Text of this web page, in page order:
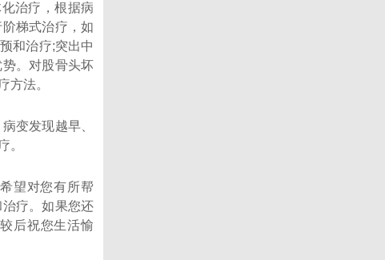
治疗，根据病
梯式治疗，如
和治疗;突出中
。对股骨头坏
方法。
变发现越早、
。
望对您有所帮
疗。如果您还
后祝您生活愉